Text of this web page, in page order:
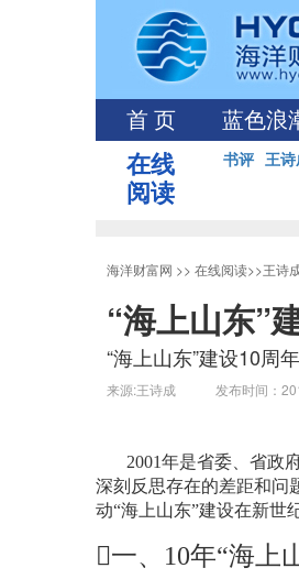
首 页 蓝色浪
在线
阅读
书评 王
海洋财富网 >> 在线阅读>>王诗
“海上山东”
“海上山东”建设10周
来源:王诗成 发布时间：
2001年是省委、省政
深刻反思存在的差距和问
动“海上山东”建设在新世
一、 10年“海上